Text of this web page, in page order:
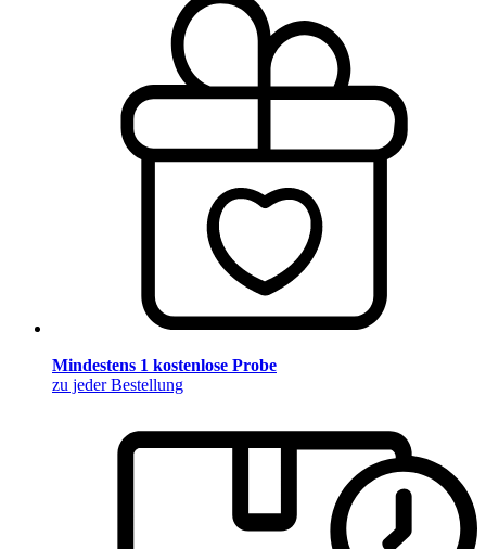
Mindestens 1 kostenlose Probe
zu jeder Bestellung